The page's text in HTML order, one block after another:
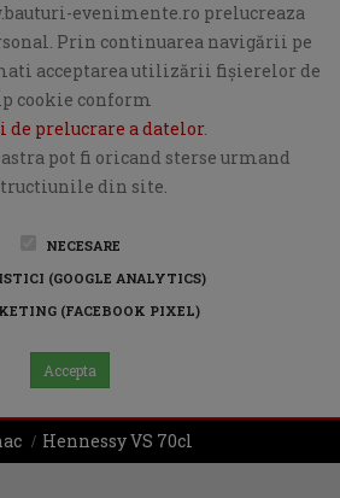
evenimente.ro prelucreaza
Prin continuarea navigării pe
acceptarea utilizării fişierelor de
cookie conform
prelucrare a datelor.
pot fi oricand sterse urmand
din site.
NECESARE
(GOOGLE ANALYTICS)
(FACEBOOK PIXEL)
Accepta
Hennessy VS 70cl